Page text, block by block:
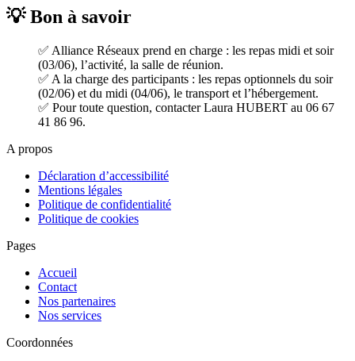
💡 Bon à savoir
✅ Alliance Réseaux prend en charge : les repas midi et soir
(03/06), l’activité, la salle de réunion.
✅ A la charge des participants : les repas optionnels du soir
(02/06) et du midi (04/06), le transport et l’hébergement.
✅ Pour toute question, contacter Laura HUBERT au 06 67
41 86 96.
A propos
Déclaration d’accessibilité
Mentions légales
Politique de confidentialité
Politique de cookies
Pages
Accueil
Contact
Nos partenaires
Nos services
Coordonnées